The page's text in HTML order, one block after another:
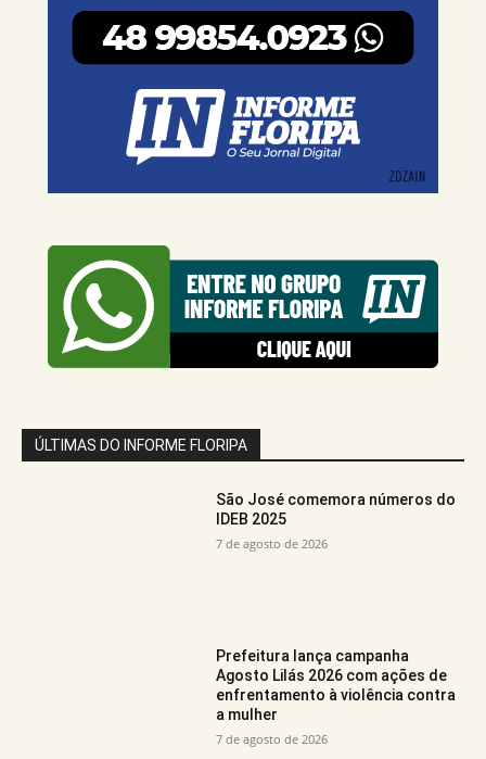
ÚLTIMAS DO INFORME FLORIPA
São José comemora números do
IDEB 2025
7 de agosto de 2026
Prefeitura lança campanha
Agosto Lilás 2026 com ações de
enfrentamento à violência contra
a mulher
7 de agosto de 2026